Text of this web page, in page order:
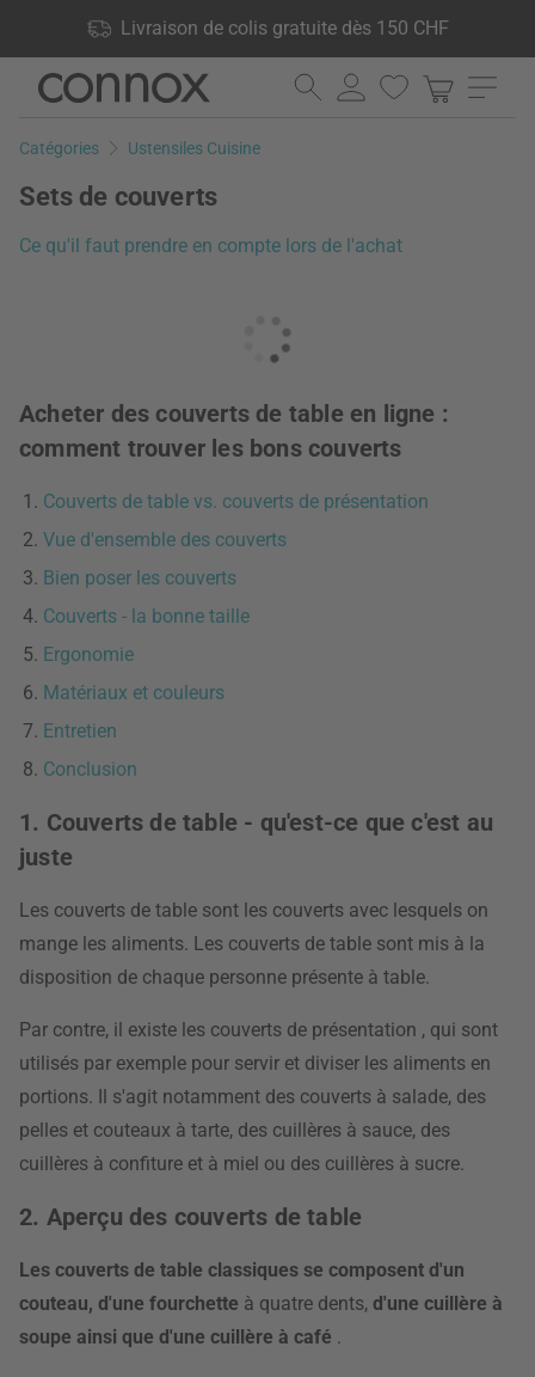
Livraison de colis gratuite dès 150 CHF
produits en stock, Droit de retour de 60 jours
Aller
contenu
Aller
la
Catégories Ustensiles Cuisine
Sets de couverts
Ce qu'il faut prendre en compte lors de l'achat
Acheter des couverts de table en ligne :
comment trouver les bons couverts
Couverts de table vs. couverts de présentation
Vue d'ensemble des couverts
Bien poser les couverts
Couverts - la bonne taille
Ergonomie
Matériaux et couleurs
Entretien
Conclusion
1. Couverts de table - qu'est-ce que c'est au
juste
Les couverts de table sont les couverts avec lesquels on
mange les aliments. Les couverts de table sont mis à la
disposition de chaque personne présente à table.
Par contre, il existe les couverts de présentation , qui sont
utilisés par exemple pour servir et diviser les aliments en
portions. Il s'agit notamment des couverts à salade, des
pelles et couteaux à tarte, des cuillères à sauce, des
cuillères à confiture et à miel ou des cuillères à sucre.
2. Aperçu des couverts de table
Les couverts de table classiques se composent d'un
couteau, d'une fourchette à quatre dents, d'une cuillère à
soupe ainsi que d'une cuillère à café .